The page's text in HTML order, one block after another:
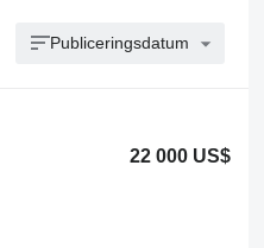
Publiceringsdatum
22 000 US$